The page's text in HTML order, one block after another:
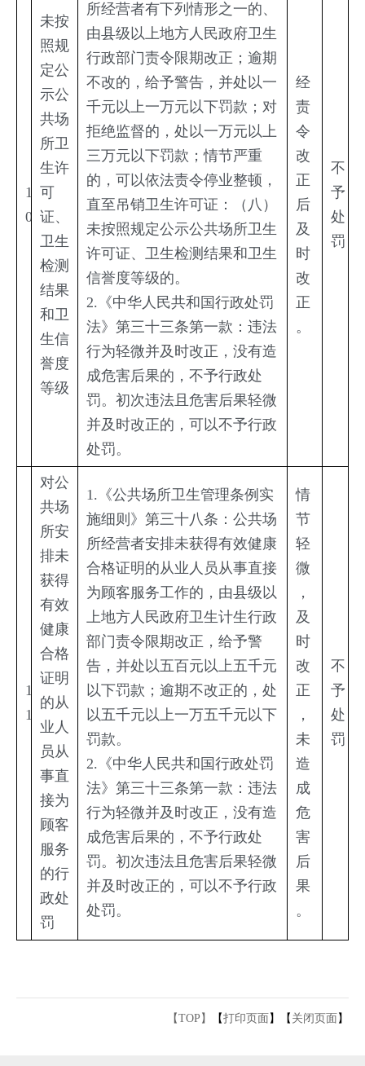
1
0
未按
照规
定公
示公
共场
所卫
生许
可
证、
卫生
检测
结果
和卫
生信
誉度
等级
所经营者有下列情形之一的、
由县级以上地方人民政府卫生
行政部门责令限期改正；逾期
不改的，给予警告，并处以一
千元以上一万元以下罚款；对
拒绝监督的，处以一万元以上
三万元以下罚款；情节严重
的，可以依法责令停业整顿，
直至吊销卫生许可证：（八）
未按照规定公示公共场所卫生
许可证、卫生检测结果和卫生
信誉度等级的。
2.《中华人民共和国行政处罚
法》第三十三条第一款：违法
行为轻微并及时改正，没有造
成危害后果的，不予行政处
罚。初次违法且危害后果轻微
并及时改正的，可以不予行政
处罚。
经
责
令
改
正
后
及
时
改
正
。
不
予
处
罚
1
1
对公
共场
所安
排未
获得
有效
健康
合格
证明
的从
业人
员从
事直
接为
顾客
服务
的行
政处
罚
1.《公共场所卫生管理条例实
施细则》第三十八条：公共场
所经营者安排未获得有效健康
合格证明的从业人员从事直接
为顾客服务工作的，由县级以
上地方人民政府卫生计生行政
部门责令限期改正，给予警
告，并处以五百元以上五千元
以下罚款；逾期不改正的，处
以五千元以上一万五千元以下
罚款。
2.《中华人民共和国行政处罚
法》第三十三条第一款：违法
行为轻微并及时改正，没有造
成危害后果的，不予行政处
罚。初次违法且危害后果轻微
并及时改正的，可以不予行政
处罚。
情
节
轻
微
，
及
时
改
正
，
未
造
成
危
害
后
果
。
不
予
处
罚
【TOP】 【打印页面 】【 关闭页面 】